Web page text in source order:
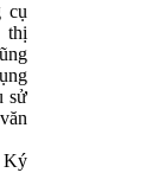
cụ
thị
sử
Ký